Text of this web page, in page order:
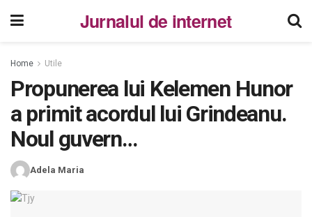
Jurnalul de internet
Home Utile
Propunerea lui Kelemen Hunor
a primit acordul lui Grindeanu.
Noul guvern…
Adela Maria